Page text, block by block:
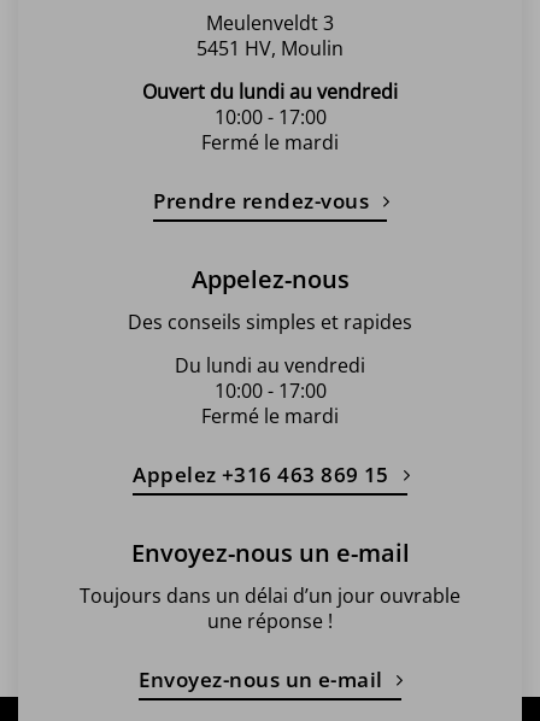
Meulenveldt 3
5451 HV, Moulin
Ouvert du lundi au vendredi
10:00 - 17:00
Fermé le mardi
Prendre rendez-vous
Appelez-nous
Des conseils simples et rapides
Du lundi au vendredi
10:00 - 17:00
Fermé le mardi
Appelez +316 463 869 15
Envoyez-nous un e-mail
Toujours dans un délai d’un jour ouvrable
une réponse !
Envoyez-nous un e-mail